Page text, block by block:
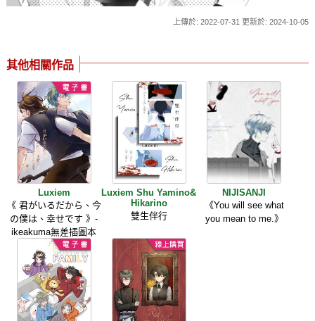
上傳於: 2022-07-31 更新於: 2024-10-05
其他相關作品
Luxiem
《 君がいるだから、今
の僕は、幸せです 》-
ikeakuma無差插圖本
Luxiem Shu Yamino&
Hikarino
雙生伴行
NIJISANJI
《You will see what
you mean to me.》